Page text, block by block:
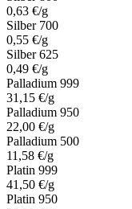
0,63 €/g
Silber 700
0,55 €/g
Silber 625
0,49 €/g
Palladium 999
31,15 €/g
Palladium 950
22,00 €/g
Palladium 500
11,58 €/g
Platin 999
41,50 €/g
Platin 950